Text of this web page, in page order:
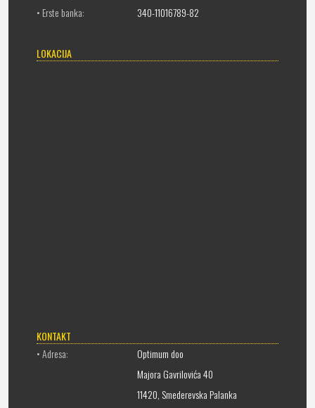
• Erste banka:
340-11016789-82
LOKACIJA
KONTAKT
• Adresa:
Optimum doo
Majora Gavrilovića 40
11420, Smederevska Palanka